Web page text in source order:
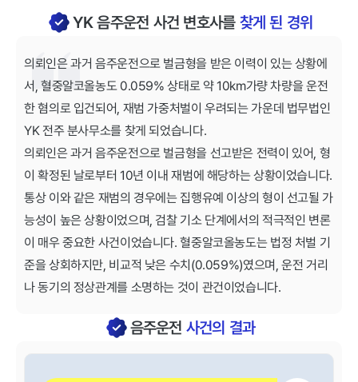
YK 음주운전 사건 변호사를 찾게 된 경위
의뢰인은 과거 음주운전으로 벌금형을 받은 이력이 있는 상황에
서, 혈중알코올농도 0.059% 상태로 약 10km가량 차량을 운전
한 혐의로 입건되어, 재범 가중처벌이 우려되는 가운데 법무법인
YK 전주 분사무소를 찾게 되었습니다.
의뢰인은 과거 음주운전으로 벌금형을 선고받은 전력이 있어, 형
이 확정된 날로부터 10년 이내 재범에 해당하는 상황이었습니다.
통상 이와 같은 재범의 경우에는 집행유예 이상의 형이 선고될 가
능성이 높은 상황이었으며, 검찰 기소 단계에서의 적극적인 변론
이 매우 중요한 사건이었습니다. 혈중알코올농도는 법정 처벌 기
준을 상회하지만, 비교적 낮은 수치(0.059%)였으며, 운전 거리
나 동기의 정상관계를 소명하는 것이 관건이었습니다.
음주운전 사건의 결과